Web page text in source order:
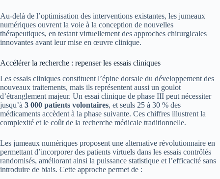
Au-delà de l’optimisation des interventions existantes, les jumeaux
numériques ouvrent la voie à la conception de nouvelles
thérapeutiques, en testant virtuellement des approches chirurgicales
innovantes avant leur mise en œuvre clinique.
Accélérer la recherche : repenser les essais cliniques
Les essais cliniques constituent l’épine dorsale du développement des
nouveaux traitements, mais ils représentent aussi un goulot
d’étranglement majeur. Un essai clinique de phase III peut nécessiter
jusqu’à 3 000 patients volontaires, et seuls 25 à 30 % des
médicaments accèdent à la phase suivante. Ces chiffres illustrent la
complexité et le coût de la recherche médicale traditionnelle.
Les jumeaux numériques proposent une alternative révolutionnaire en
permettant d’incorporer des patients virtuels dans les essais contrôlés
randomisés, améliorant ainsi la puissance statistique et l’efficacité sans
introduire de biais. Cette approche permet de :